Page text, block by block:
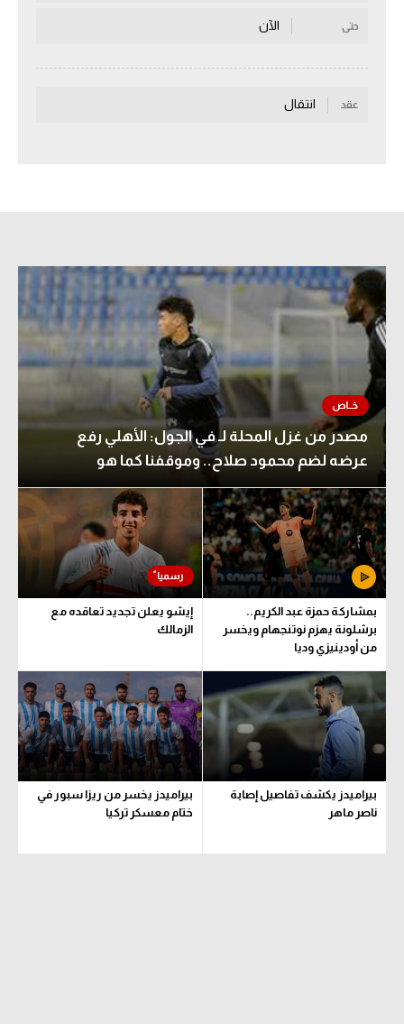
سعودي في الجول
الدوري الإسباني
كرة السلة الأمريكية
كرة سلة
كرة يد
كرة طائرة
الوطن العربي
في المونديال
رياضة نسائية
آسيا
أمريكا
ركن الألعاب
Gamers
ميركاتو
تحقيق في الجول
تقرير في الجول
حتى الآن
عقد انتقال
مصدر من غزل المحلة لـ في الجول: الأهلي رفع
عرضه لضم محمود صلاح.. وموقفنا كما هو
بمشاركة حمزة عبد الكريم..
برشلونة يهزم نوتنجهام ويخسر
من أودينيزي وديا
إيشو يعلن تجديد تعاقده مع
الزمالك
بيراميدز يكشف تفاصيل إصابة
ناصر ماهر
بيراميدز يخسر من ريزا سبور في
ختام معسكر تركيا